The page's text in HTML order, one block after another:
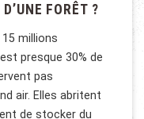
FORÊT ?
millions
presque 30% de
pas
air. Elles abritent
de stocker du